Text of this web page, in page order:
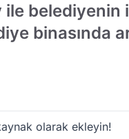
ile
binasında
olarak ekleyin!